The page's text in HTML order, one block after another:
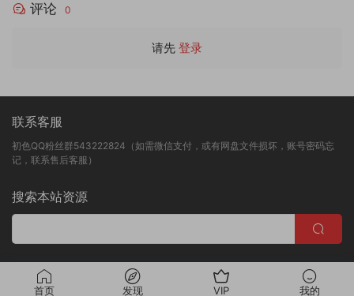
评论 0
请先 登录
联系客服
初色QQ粉丝群543222824（如需微信支付，或有网盘文件损坏，账号密码忘
记，联系售后客服）
搜索本站资源
版权归初色映像所有
首页 发现 VIP 我的